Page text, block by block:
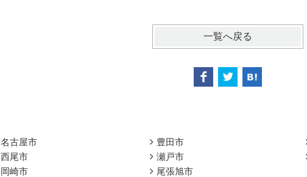
一覧へ戻る
名古屋市 豊田市
西尾市 瀬戸市
岡崎市 尾張旭市